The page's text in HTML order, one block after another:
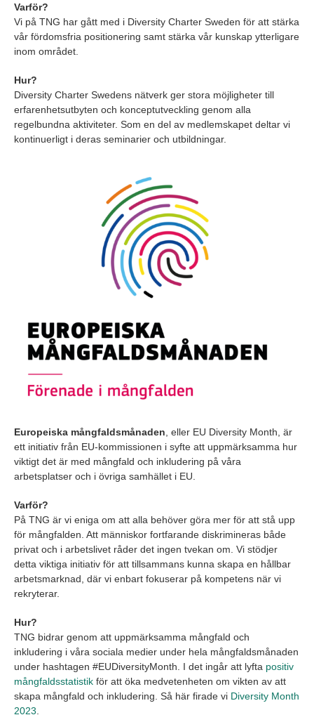
Varför?
Vi på TNG har gått med i Diversity Charter Sweden för att stärka
vår fördomsfria positionering samt stärka vår kunskap ytterligare
inom området.
Hur?
Diversity Charter Swedens nätverk ger stora möjligheter till
erfarenhetsutbyten och konceptutveckling genom alla
regelbundna aktiviteter. Som en del av medlemskapet deltar vi
kontinuerligt i deras seminarier och utbildningar.
Europeiska mångfaldsmånaden , eller EU Diversity Month, är
ett initiativ från EU-kommissionen i syfte att uppmärksamma hur
viktigt det är med mångfald och inkludering på våra
arbetsplatser och i övriga samhället i EU.
Varför?
På TNG är vi eniga om att alla behöver göra mer för att stå upp
för mångfalden. Att människor fortfarande diskrimineras både
privat och i arbetslivet råder det ingen tvekan om. Vi stödjer
detta viktiga initiativ för att tillsammans kunna skapa en hållbar
arbetsmarknad, där vi enbart fokuserar på kompetens när vi
rekryterar.
Hur?
TNG bidrar genom att uppmärksamma mångfald och
inkludering i våra sociala medier under hela mångfaldsmånaden
under hashtagen #EUDiversityMonth. I det ingår att lyfta positiv
mångfaldsstatistik för att öka medvetenheten om vikten av att
skapa mångfald och inkludering. Så här firade vi Diversity Month
2023